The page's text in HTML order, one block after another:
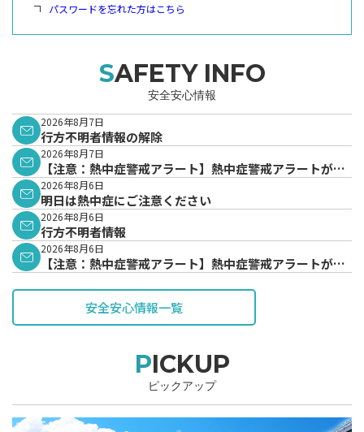
パスワードを忘れた方はこちら
SAFETY INFO
安全安心情報
2026年8月7日
行方不明者情報の解除
2026年8月7日
【注意：熱中症警戒アラート】熱中症警戒アラートが発
表されています。
2026年8月6日
明日は熱中症にご注意ください
2026年8月6日
行方不明者情報
2026年8月6日
【注意：熱中症警戒アラート】熱中症警戒アラートが発
安全安心情報一覧
PICKUP
ピックアップ